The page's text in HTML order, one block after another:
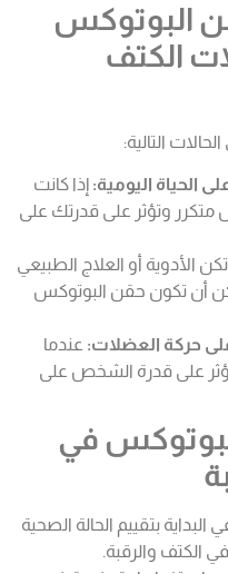
البوتوكس
الكتف
التالية:
الحياة اليومية: إذا كانت
وتؤثر على قدرتك على
تكن الأدوية أو العلاج الطبيعي
أن تكون حقن البوتوكس
حركة العضلات: عندما
على قدرة الشخص على
في
بتقييم الحالة الصحية
الكتف والرقبة.